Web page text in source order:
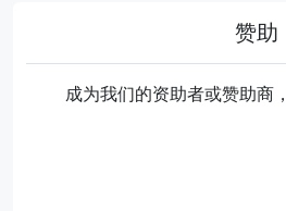
赞助
成为我们的资助者或赞助商